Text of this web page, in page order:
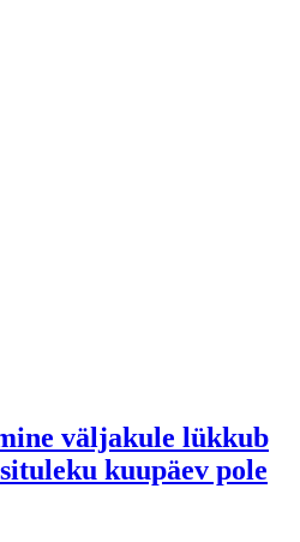
väljakule lükkub
kuupäev pole